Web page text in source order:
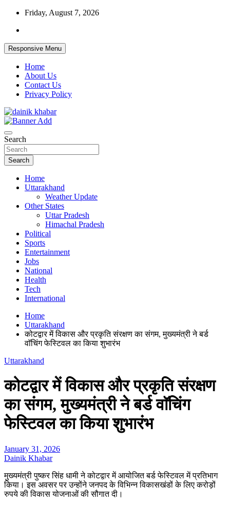
Skip
content
Friday, August 7, 2026
Responsive Menu
Home
About Us
Contact Us
Privacy Policy
Dainikkhabar.in – Uttarakhand Daily
Hindi News Website
Search
Search
Home
Uttarakhand
Weather Update
Other States
Uttar Pradesh
Himachal Pradesh
Political
Sports
Entertainment
Jobs
National
Health
Tech
International
Home
Uttarakhand
कोटद्वार में विकास और प्रकृति संरक्षण का संगम, मुख्यमंत्री ने बर्ड
वाॅचिंग फेस्टिवल का किया शुभारंभ
Uttarakhand
कोटद्वार में विकास और प्रकृति संरक्षण
का संगम, मुख्यमंत्री ने बर्ड वाॅचिंग
फेस्टिवल का किया शुभारंभ
January 31, 2026
Dainik Khabar
मुख्यमंत्री पुष्कर सिंह धामी ने कोटद्वार में आयोजित बर्ड फेस्टिवल में प्रतिभाग
किया। इस अवसर पर उन्होंने जनपद के विभिन्न विकासखंडों के लिए करोड़ों
रुपये की विकास योजनाओं की सौगात दी।